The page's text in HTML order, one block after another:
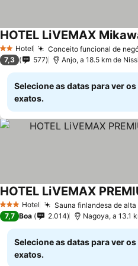
2 Estrelas
Hotel Conceito funcional de
HOTEL LiVEMAX
7,3 577 Anjo, a 18.5 km de
Selecione as datas para ver
exatos.
3 EstrelasHotel Sauna finlandesa de
7,7 Boa 2.014 Nagoya, a 13.1
Selecione as datas para ver
exatos.